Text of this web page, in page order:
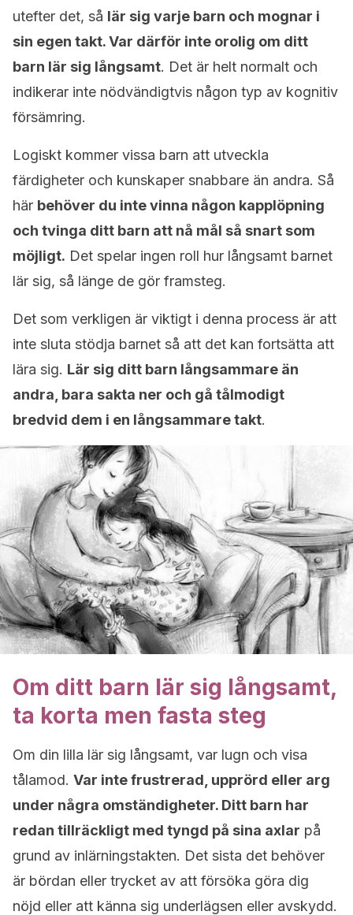
utefter det, så lär sig varje barn och mognar i
sin egen takt. Var därför inte orolig om ditt
barn lär sig långsamt. Det är helt normalt och
indikerar inte nödvändigtvis någon typ av kognitiv
försämring.
Logiskt kommer vissa barn att utveckla
färdigheter och kunskaper snabbare än andra. Så
här behöver du inte vinna någon kapplöpning
och tvinga ditt barn att nå mål så snart som
möjligt. Det spelar ingen roll hur långsamt barnet
lär sig, så länge de gör framsteg.
Det som verkligen är viktigt i denna process är att
inte sluta stödja barnet så att det kan fortsätta att
lära sig. Lär sig ditt barn långsammare än
andra, bara sakta ner och gå tålmodigt
bredvid dem i en långsammare takt.
Om ditt barn lär sig långsamt,
ta korta men fasta steg
Om din lilla lär sig långsamt, var lugn och visa
tålamod. Var inte frustrerad, upprörd eller arg
under några omständigheter. Ditt barn har
redan tillräckligt med tyngd på sina axlar på
grund av inlärningstakten. Det sista det behöver
är bördan eller trycket av att försöka göra dig
nöjd eller att känna sig underlägsen eller avskydd.